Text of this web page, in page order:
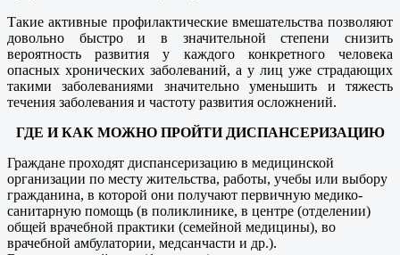
Такие активные профилактические вмешательства позволяют
довольно быстро и в значительной степени снизить
вероятность развития у каждого конкретного человека
опасных хронических заболеваний, а у лиц уже страдающих
такими заболеваниями значительно уменьшить и тяжесть
течения заболевания и частоту развития осложнений.
ГДЕ И КАК МОЖНО ПРОЙТИ ДИСПАНСЕРИЗАЦИЮ
Граждане проходят диспансеризацию в медицинской
организации по месту жительства, работы, учебы или выбору
гражданина, в которой они получают первичную медико-
санитарную помощь (в поликлинике, в центре (отделении)
общей врачебной практики (семейной медицины), во
врачебной амбулатории, медсанчасти и др.).